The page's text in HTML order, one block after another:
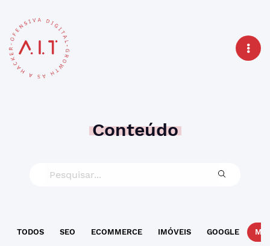
Conteúdo
TODOS SEO ECOMMERCE IMÓVEIS GOOGLE